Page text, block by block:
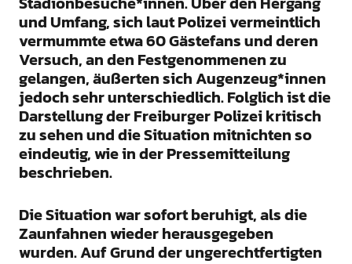
und Umfang, sich laut Polizei vermeintlich
vermummte etwa 60 Gästefans und deren
Versuch, an den Festgenommenen zu
gelangen, äußerten sich Augenzeug*innen
jedoch sehr unterschiedlich. Folglich ist die
Darstellung der Freiburger Polizei kritisch
zu sehen und die Situation mitnichten so
eindeutig, wie in der Pressemitteilung
beschrieben.
Die Situation war sofort beruhigt, als die
Zaunfahnen wieder herausgegeben
wurden. Auf Grund der ungerechtfertigten